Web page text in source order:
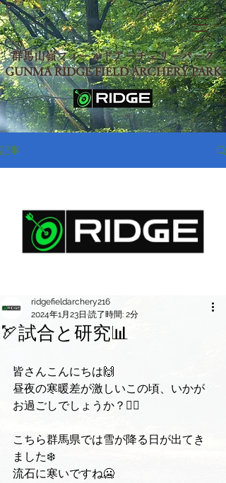
群馬山嶺フィールドアーチェリーパーク
GUNMA RIDGE FIELD ARCHERY PARK
記事
🏹試合と研究📊
ridgefieldarchery216
2024年1月23日 読了時間: 2分
皆さんこんにちは🙌
昼夜の寒暖差が激しいこの頃、いかが
お過ごしでしょうか？😶‍🌫️
こちら群馬県では雪が降る日が出てき
ました❄️
流石に寒いですね🥶